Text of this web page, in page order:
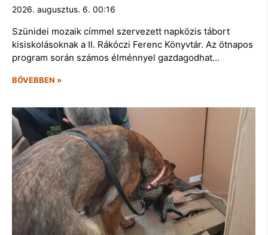
2026. augusztus. 6. 00:16
Szünidei mozaik címmel szervezett napközis tábort
kisiskolásoknak a II. Rákóczi Ferenc Könyvtár. Az ötnapos
program során számos élménnyel gazdagodhat…
BŐVEBBEN »